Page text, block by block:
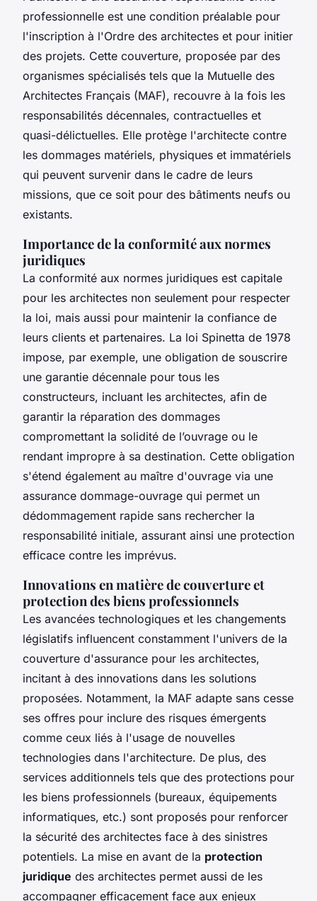
professionnelle est une condition préalable pour
l'inscription à l'Ordre des architectes et pour initier
des projets. Cette couverture, proposée par des
organismes spécialisés tels que la Mutuelle des
Architectes Français (MAF), recouvre à la fois les
responsabilités décennales, contractuelles et
quasi-délictuelles. Elle protège l'architecte contre
les dommages matériels, physiques et immatériels
qui peuvent survenir dans le cadre de leurs
missions, que ce soit pour des bâtiments neufs ou
existants.
Importance de la conformité aux normes
juridiques
La conformité aux normes juridiques est capitale
pour les architectes non seulement pour respecter
la loi, mais aussi pour maintenir la confiance de
leurs clients et partenaires. La loi Spinetta de 1978
impose, par exemple, une obligation de souscrire
une garantie décennale pour tous les
constructeurs, incluant les architectes, afin de
garantir la réparation des dommages
compromettant la solidité de l’ouvrage ou le
rendant impropre à sa destination. Cette obligation
s'étend également au maître d'ouvrage via une
assurance dommage-ouvrage qui permet un
dédommagement rapide sans rechercher la
responsabilité initiale, assurant ainsi une protection
efficace contre les imprévus.
Innovations en matière de couverture et
protection des biens professionnels
Les avancées technologiques et les changements
législatifs influencent constamment l'univers de la
couverture d'assurance pour les architectes,
incitant à des innovations dans les solutions
proposées. Notamment, la MAF adapte sans cesse
ses offres pour inclure des risques émergents
comme ceux liés à l'usage de nouvelles
technologies dans l'architecture. De plus, des
services additionnels tels que des protections pour
les biens professionnels (bureaux, équipements
informatiques, etc.) sont proposés pour renforcer
la sécurité des architectes face à des sinistres
potentiels. La mise en avant de la protection
juridique des architectes permet aussi de les
accompagner efficacement face aux enjeux